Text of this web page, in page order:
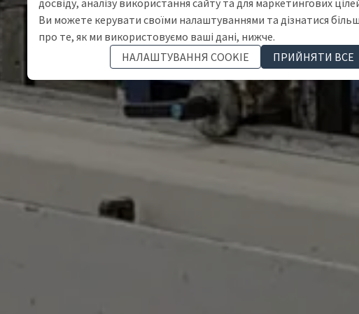
досвіду, аналізу використання сайту та для маркетингових
Ви можете керувати своїми налаштуваннями та дізнатися
про те, як ми використовуємо ваші дані, нижче.
НАЛАШТУВАННЯ COOKIE
ПРИЙНЯТИ ВСЕ